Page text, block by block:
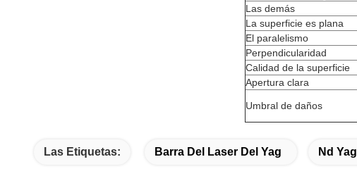
Las demás
La superficie es plana
El paralelismo
Perpendicularidad
Calidad de la superficie
Apertura clara
Umbral de daños
Las Etiquetas: Barra Del Laser Del Yag Nd Yag